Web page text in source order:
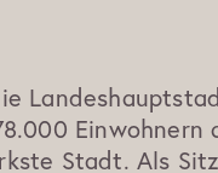
Stadt. Als